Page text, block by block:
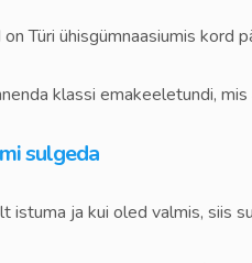
Türi ühisgümnaasiumis
klassi emakeeletundi,
sulgeda
istuma ja kui oled valmis, siis